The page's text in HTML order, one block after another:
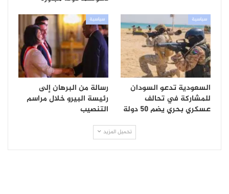
سياسية
السعودية تدعو السودان
للمشاركة في تحالف
عسكري بحري يضم 50 دولة
سياسية
رسالة من البرهان إلى
رئيسة البيرو خلال مراسم
التنصيب
تحميل المزيد